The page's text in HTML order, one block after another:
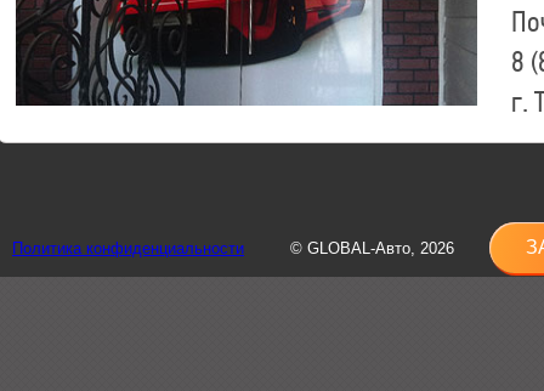
8
г.
8
Политика конфиденциальности © GLOBAL-Авто, 2026